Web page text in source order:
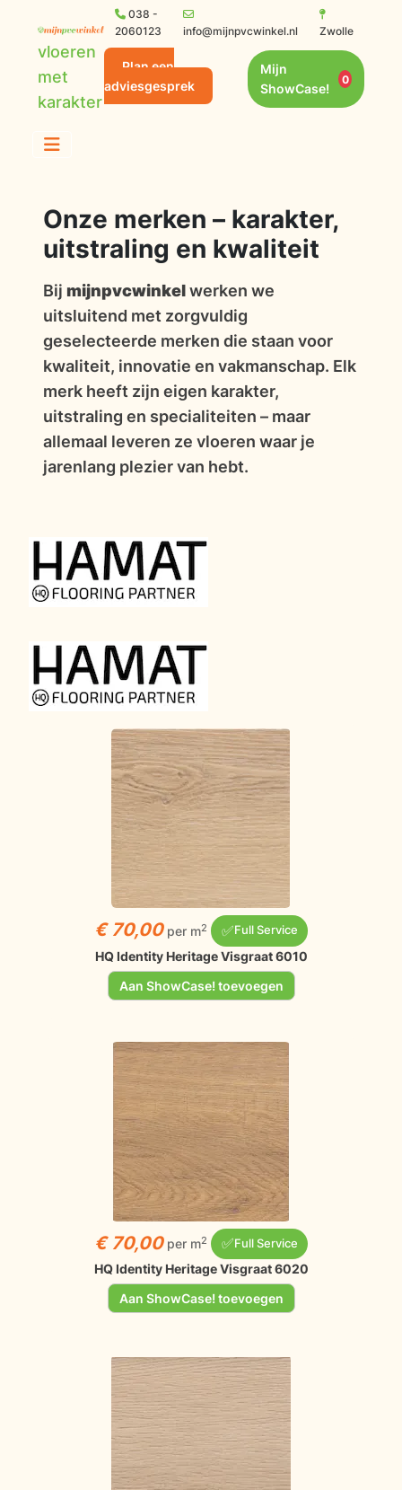
vloeren
met
karakter
038 -
2060123
info@mijnpvcwinkel.nl Zwolle
Plan een
adviesgesprek
Mijn
ShowCase!
0
Onze merken – karakter,
uitstraling en kwaliteit
Bij mijnpvcwinkelwerken we
uitsluitend met zorgvuldig
geselecteerde merken die staan voor
kwaliteit, innovatie en vakmanschap. Elk
merk heeft zijn eigen karakter,
uitstraling en specialiteiten – maar
allemaal leveren ze vloeren waar je
jarenlang plezier van hebt.
€ 70,00 per m2 ✅Full Service
HQ Identity Heritage Visgraat 6010
Aan ShowCase! toevoegen
€ 70,00 per m2 ✅Full Service
HQ Identity Heritage Visgraat 6020
Aan ShowCase! toevoegen